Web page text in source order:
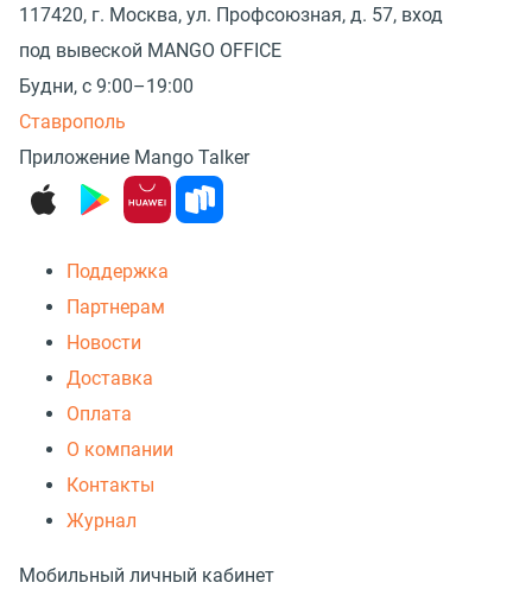
117420, г. Москва, ул. Профсоюзная, д. 57, вход
под вывеской MANGO OFFICE
Будни, с 9:00–19:00
Ставрополь
Приложение Mango Talker
Поддержка
Партнерам
Новости
Доставка
Оплата
О компании
Контакты
Журнал
Мобильный личный кабинет